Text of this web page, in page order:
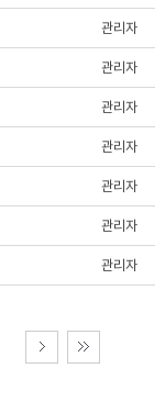
관리자
관리자
관리자
관리자
관리자
관리자
관리자